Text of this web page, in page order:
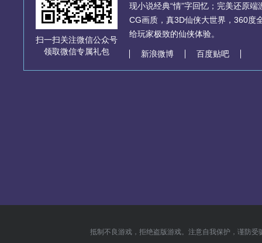
扫一扫关注微信公众号
领取微信专属礼包
现小说经典“情”字回忆；完美还原
CG画质，真3D仙侠大世界，360度
给玩家极致的仙侠体验。
新浪微博 百度贴吧
抵制不良游戏，拒绝盗版游戏。注意自我保护，谨防受